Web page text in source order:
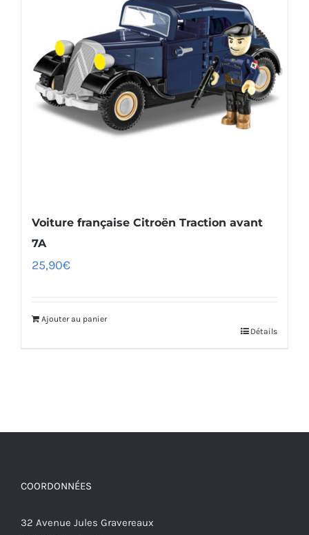
Voiture française Citroën Traction avant
7A
25,90€
Ajouter au panier
Détails
COORDONNÉES
32 Avenue Jules Gravereaux